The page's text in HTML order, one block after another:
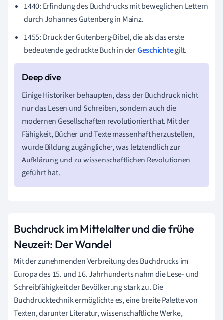
1440: Erfindung des Buchdrucks mit beweglichen Lettern
durch Johannes Gutenberg in Mainz.
1455: Druck der Gutenberg-Bibel, die als das erste
bedeutende gedruckte Buch in derGeschichtegilt.
Einige Historiker behaupten, dass der Buchdruck nicht
nur das Lesen und Schreiben, sondern auch die
modernen Gesellschaften revolutioniert hat. Mit der
Fähigkeit, Bücher und Texte massenhaft herzustellen,
wurde Bildung zugänglicher, was letztendlich zur
Aufklärung und zu wissenschaftlichen Revolutionen
geführt hat.
Buchdruck im Mittelalter und die frühe
Neuzeit: Der Wandel
Mit der zunehmenden Verbreitung des Buchdrucks im
Europa des 15. und 16. Jahrhunderts nahm die Lese- und
Schreibfähigkeit der Bevölkerung stark zu. Die
Buchdrucktechnik ermöglichte es, eine breite Palette von
Texten, darunter Literatur, wissenschaftliche Werke,